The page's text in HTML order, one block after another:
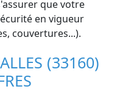
que votre
en vigueur
couvertures...).
(33160)